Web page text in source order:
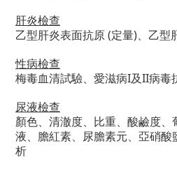
肝炎檢查
乙型肝炎表面抗原 (定量)、乙型
性病檢查
梅毒血清試驗、愛滋病I及II病毒
尿液檢查
顏色、清澈度、比重、酸鹼度、
液、膽紅素、尿膽素元、亞硝
析